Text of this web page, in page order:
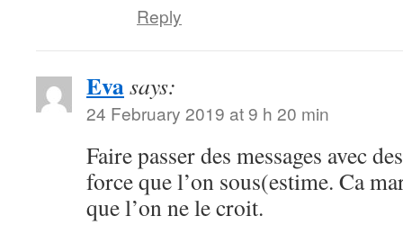
Reply
Evasays:
24 February 2019 at 9 h 20 min
Faire passer des messages avec
force que l’on sous(estime. Ca
que l’on ne le croit.